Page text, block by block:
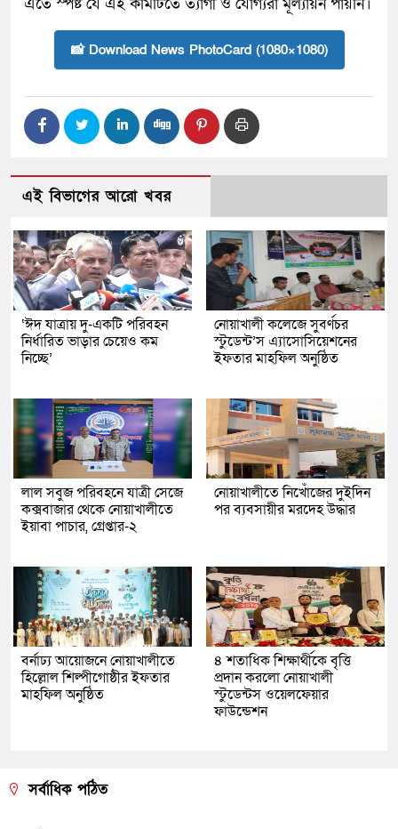
এতে স্পষ্ট যে এই কমিটিতে ত্যাগী ও যোগ্যরা মূল্যায়ন পায়নি।
📸 Download News PhotoCard (1080×1080)
এই বিভাগের আরো খবর
‘ঈদ যাত্রায় দু-একটি পরিবহন
নির্ধারিত ভাড়ার চেয়েও কম
নিচ্ছে’
নোয়াখালী কলেজে সুবর্ণচর
স্টুডেন্ট’স এ্যাসোসিয়েশনের
ইফতার মাহফিল অনুষ্ঠিত
লাল সবুজ পরিবহনে যাত্রী সেজে
কক্সবাজার থেকে নোয়াখালীতে
ইয়াবা পাচার, গ্রেপ্তার-২
নোয়াখালীতে নিখোঁজের দুইদিন
পর ব্যবসায়ীর মরদেহ উদ্ধার
বর্নাঢ্য আয়োজনে নোয়াখালীতে
হিল্লোল শিল্পীগোষ্ঠীর ইফতার
মাহফিল অনুষ্ঠিত
৪ শতাধিক শিক্ষার্থীকে বৃত্তি
প্রদান করলো নোয়াখালী
স্টুডেন্টস ওয়েলফেয়ার
ফাউন্ডেশন
সর্বাধিক পঠিত